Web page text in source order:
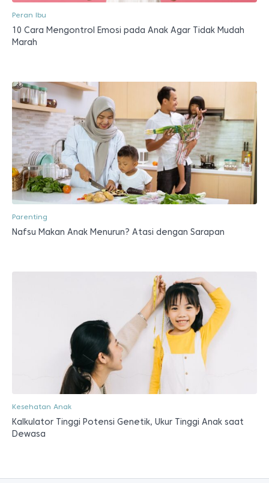
Peran Ibu
10 Cara Mengontrol Emosi pada Anak Agar Tidak Mudah
Marah
Parenting
Nafsu Makan Anak Menurun? Atasi dengan Sarapan
Kesehatan Anak
Kalkulator Tinggi Potensi Genetik, Ukur Tinggi Anak saat
Dewasa